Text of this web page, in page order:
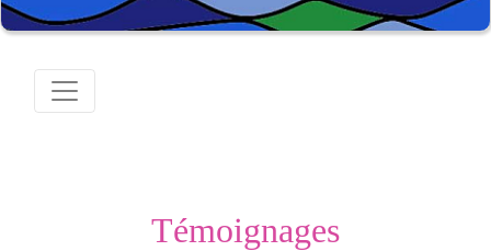
Témoignages